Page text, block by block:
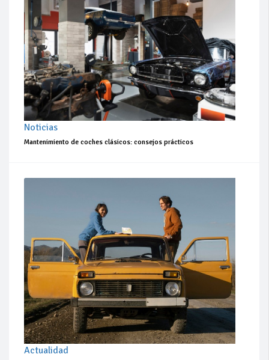
Noticias
Mantenimiento de coches clásicos: consejos prácticos
Actualidad